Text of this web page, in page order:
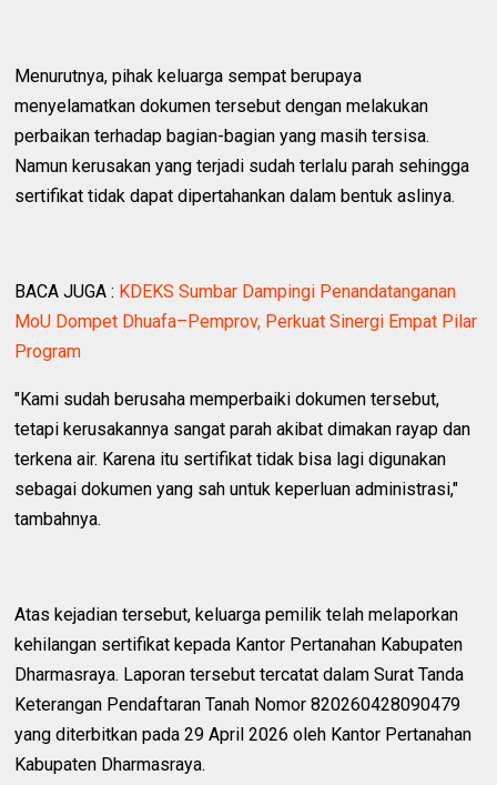
Menurutnya, pihak keluarga sempat berupaya
menyelamatkan dokumen tersebut dengan melakukan
perbaikan terhadap bagian-bagian yang masih tersisa.
Namun kerusakan yang terjadi sudah terlalu parah sehingga
sertifikat tidak dapat dipertahankan dalam bentuk aslinya.
BACA JUGA : KDEKS Sumbar Dampingi Penandatanganan
MoU Dompet Dhuafa–Pemprov, Perkuat Sinergi Empat Pilar
Program
"Kami sudah berusaha memperbaiki dokumen tersebut,
tetapi kerusakannya sangat parah akibat dimakan rayap dan
terkena air. Karena itu sertifikat tidak bisa lagi digunakan
sebagai dokumen yang sah untuk keperluan administrasi,"
tambahnya.
Atas kejadian tersebut, keluarga pemilik telah melaporkan
kehilangan sertifikat kepada Kantor Pertanahan Kabupaten
Dharmasraya. Laporan tersebut tercatat dalam Surat Tanda
Keterangan Pendaftaran Tanah Nomor 820260428090479
yang diterbitkan pada 29 April 2026 oleh Kantor Pertanahan
Kabupaten Dharmasraya.